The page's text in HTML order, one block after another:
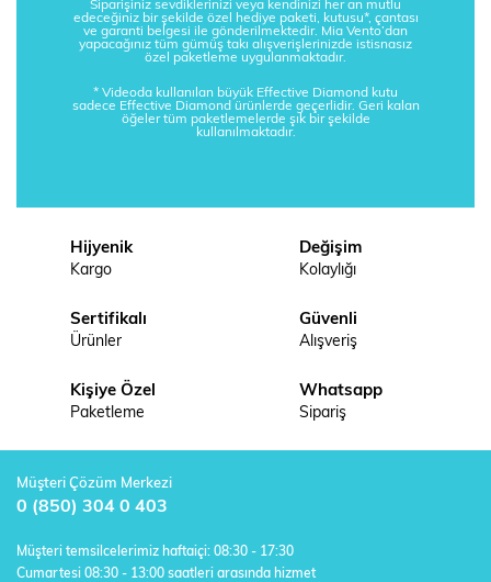
Siparişiniz sevdiklerinizi veya kendinizi her an mutlu
edeceğiniz bir şekilde özel hediye paketi, kutusu*, çantası
ve garanti belgesi ile gönderilmektedir. Mia Vento’dan
yapacağınız tüm gümüş takı alışverişlerinizde istisnasız
özel paketleme uygulanmaktadır.
* Videoda kullanılan büyük Effective Diamond kutu
sadece Effective Diamond ürünlerde geçerlidir. Geri kalan
öğeler tüm paketlemelerde şık bir şekilde
kullanılmaktadır.
Hijyenik
Kargo
Değişim
Kolaylığı
Sertifikalı
Ürünler
Güvenli
Alışveriş
Kişiye Özel
Paketleme
Whatsapp
Sipariş
Müşteri Çözüm Merkezi
0 (850) 304 0 403
Müşteri temsilcelerimiz haftaiçi: 08:30 - 17:30
Cumartesi 08:30 - 13:00 saatleri arasında hizmet